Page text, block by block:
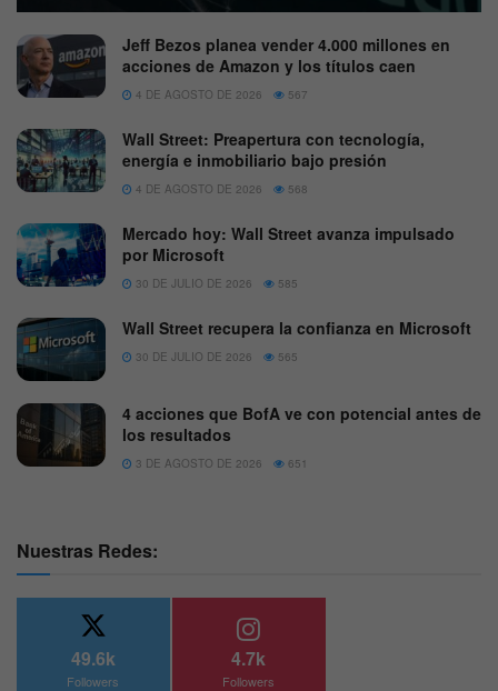
Jeff Bezos planea vender 4.000 millones en
acciones de Amazon y los títulos caen
4 DE AGOSTO DE 2026 567
Wall Street: Preapertura con tecnología,
energía e inmobiliario bajo presión
4 DE AGOSTO DE 2026 568
Mercado hoy: Wall Street avanza impulsado
por Microsoft
30 DE JULIO DE 2026 585
Wall Street recupera la confianza en Microsoft
30 DE JULIO DE 2026 565
4 acciones que BofA ve con potencial antes de
los resultados
3 DE AGOSTO DE 2026 651
Nuestras Redes:
49.6k
Followers
4.7k
Followers